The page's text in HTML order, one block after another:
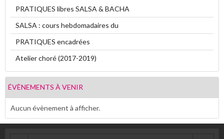
PRATIQUES libres SALSA & BACHA
SALSA : cours hebdomadaires du
PRATIQUES encadrées
Atelier choré (2017-2019)
ÉVÈNEMENTS À VENIR
Aucun évènement à afficher.